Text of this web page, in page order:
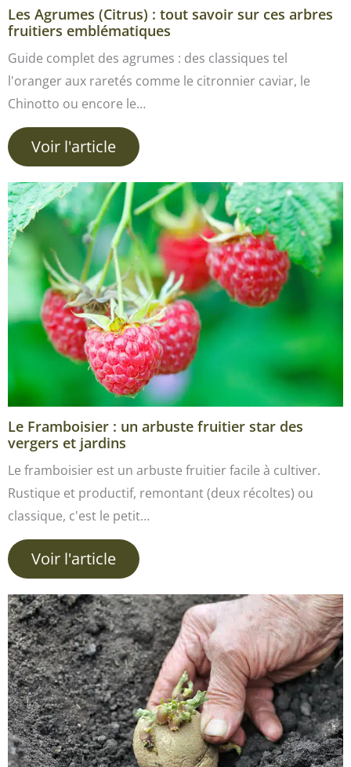
Les Agrumes (Citrus) : tout savoir sur ces arbres
fruitiers emblématiques
Guide complet des agrumes : des classiques tel
l'oranger aux raretés comme le citronnier caviar, le
Chinotto ou encore le…
Voir l'article
Le Framboisier : un arbuste fruitier star des
vergers et jardins
Le framboisier est un arbuste fruitier facile à cultiver.
Rustique et productif, remontant (deux récoltes) ou
classique, c'est le petit…
Voir l'article